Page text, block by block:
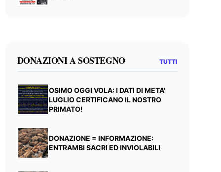
DONAZIONI A SOSTEGNO TUTTI
OSIMO OGGI VOLA: I DATI DI META'
LUGLIO CERTIFICANO IL NOSTRO
PRIMATO!
DONAZIONE = INFORMAZIONE:
ENTRAMBI SACRI ED INVIOLABILI